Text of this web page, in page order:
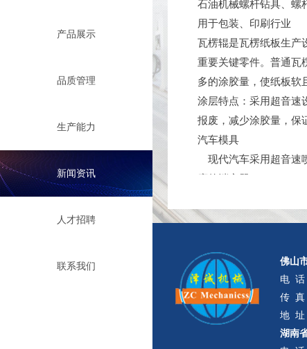
产品展示
品质管理
生产能力
新闻资讯
人才招聘
联系我们
石油机械螺杆钻具、螺
用于包装、印刷行业
瓦楞辊是瓦楞纸板生产
重要关键零件。普通瓦
多的涂胶量，使纸板软
涂层特点：采用超音速
报废，减少涂胶量，保
汽车模具
现代汽车采用超音速
特点。制作的模具比普
佛山
电 话
传 真
地 址
湖南